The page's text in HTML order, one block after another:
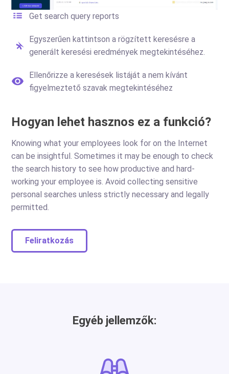
Get search query reports
Egyszerűen kattintson a rögzített keresésre a
generált keresési eredmények megtekintéséhez.
Ellenőrizze a keresések listáját a nem kívánt
figyelmeztető szavak megtekintéséhez
Hogyan lehet hasznos ez a funkció?
Knowing what your employees look for on the Internet
can be insightful. Sometimes it may be enough to check
the search history to see how productive and hard-
working your employee is. Avoid collecting sensitive
personal searches unless strictly necessary and legally
permitted.
Feliratkozás
Egyéb jellemzők: